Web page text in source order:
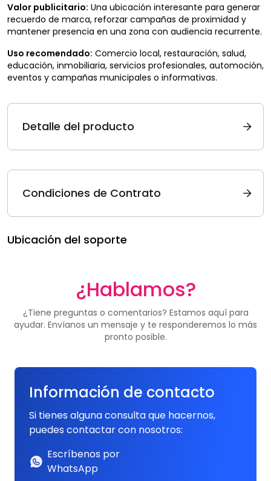
Valor publicitario: Una ubicación interesante para generar
recuerdo de marca, reforzar campañas de proximidad y
mantener presencia en una zona con audiencia recurrente.
Uso recomendado: Comercio local, restauración, salud,
educación, inmobiliaria, servicios profesionales, automoción,
eventos y campañas municipales o informativas.
Detalle del producto
Condiciones de Contrato
Ubicación del soporte
¿Hablamos?
¿Tiene preguntas o comentarios? Estamos aquí para
ayudar. Envíanos un mensaje y te responderemos lo más
pronto posible.
Información de contacto
Si tienes alguna consulta que hacernos,
puedes contactar con nosotros:
Escríbenos por
WhatsApp